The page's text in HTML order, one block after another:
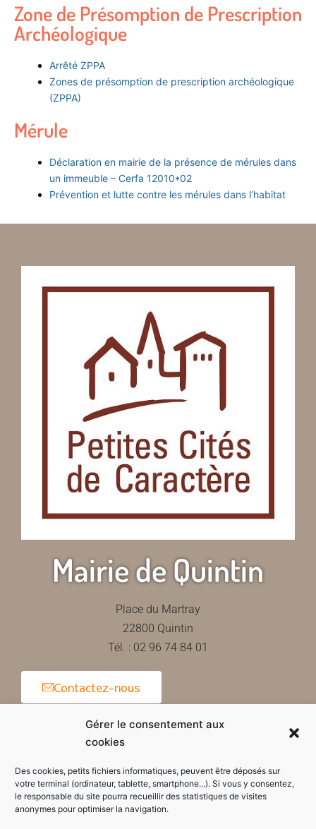
Gérer le consentement aux
cookies
Des cookies, petits fichiers informatiques, peuvent être déposés sur
votre terminal (ordinateur, tablette, smartphone...). Si vous y consentez,
le responsable du site pourra recueillir des statistiques de visites
anonymes pour optimiser la navigation.
Zone de Présomption de Prescription
Archéologique
Arrêté ZPPA
Zones de présomption de prescription archéologique
(ZPPA)
Mérule
Déclaration en mairie de la présence de mérules dans
un immeuble – Cerfa 12010*02
Prévention et lutte contre les mérules dans l’habitat
Mairie de Quintin
Place du Martray
22800 Quintin
Tél. : 02 96 74 84 01
Contactez-nous
Horaires d'ouverture de la mairie